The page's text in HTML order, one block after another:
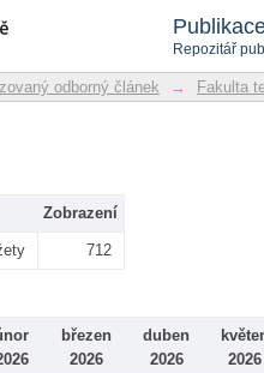
Repozitář
odborný článek → Fakulta
Zobrazení
712
březen
2026
duben
2026
2026